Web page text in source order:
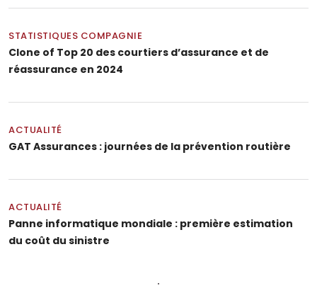
STATISTIQUES COMPAGNIE
Clone of Top 20 des courtiers d’assurance et de
réassurance en 2024
ACTUALITÉ
GAT Assurances : journées de la prévention routière
ACTUALITÉ
Panne informatique mondiale : première estimation
du coût du sinistre